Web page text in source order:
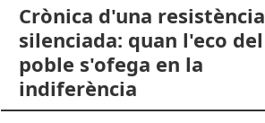
Crònica d'una resistència
silenciada: quan l'eco del
poble s'ofega en la
indiferència